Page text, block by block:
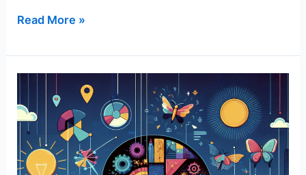
새
돋
는
고
로
탄
력
Read More »